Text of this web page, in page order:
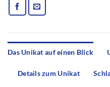
Das Unikat auf einen Blick
Details zum Unikat